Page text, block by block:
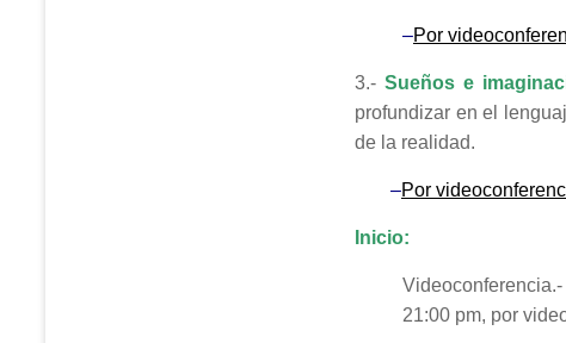
–Por
3.- Sueños e
profundizar en el
de la realidad.
–Por
Inicio:
21:00 pm, por